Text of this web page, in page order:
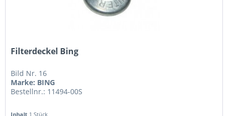
Filterdeckel Bing
Bild Nr. 16
Marke: BING
Bestellnr.: 11494-00S
Inhalt 1 Stück